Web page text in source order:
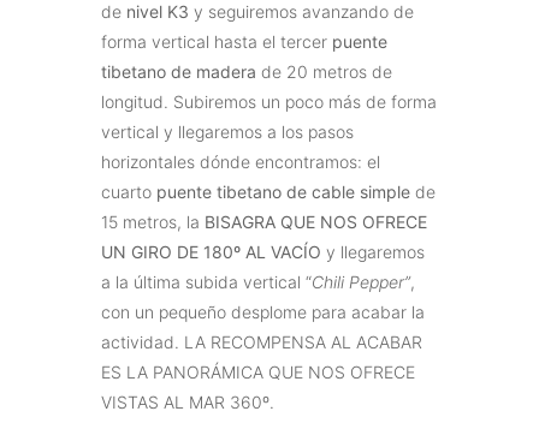
de nivel K3 y seguiremos avanzando de
forma vertical hasta el tercer puente
tibetano de madera de 20 metros de
longitud. Subiremos un poco más de forma
vertical y llegaremos a los pasos
horizontales dónde encontramos: el
cuarto puente tibetano de cable simple de
15 metros, la BISAGRA QUE NOS OFRECE
UN GIRO DE 180º AL VACÍO y llegaremos
a la última subida vertical “Chili Pepper”,
con un pequeño desplome para acabar la
actividad. LA RECOMPENSA AL ACABAR
ES LA PANORÁMICA QUE NOS OFRECE
VISTAS AL MAR 360º.